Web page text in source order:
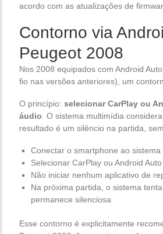
acordo com as atualizações de
Contorno via
Peugeot 2008
Nos 2008 equipados com Android
fio nas versões anteriores), um
O princípio: selecionar CarPlay ou
áudio . O sistema multimídia
resultado é um silêncio na partida,
Conectar o smartphone ao
Selecionar CarPlay ou Android
Não iniciar nenhum aplicativo de
Na próxima partida, o sistema
permanece silenciosa
Esse contorno é explicitamente